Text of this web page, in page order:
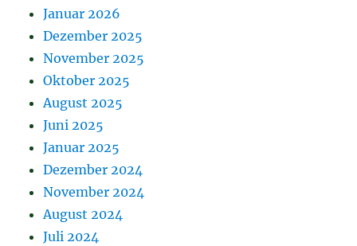
Januar 2026
Dezember 2025
November 2025
Oktober 2025
August 2025
Juni 2025
Januar 2025
Dezember 2024
November 2024
August 2024
Juli 2024